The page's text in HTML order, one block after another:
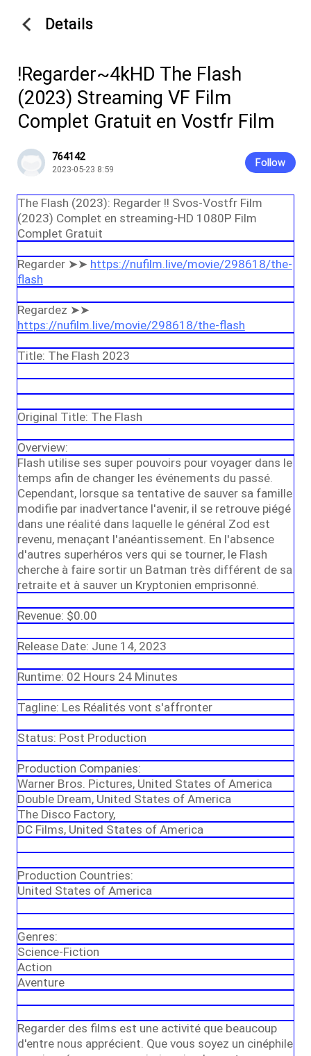
Details
!Regarder~4kHD The Flash
(2023) Streaming VF Film
Complet Gratuit en Vostfr Film
764142
2023-05-23 8:59
Follow
The Flash (2023): Regarder !! Svos-Vostfr Film
(2023) Complet en streaming-HD 1080P Film
Complet Gratuit
Regarder ➤➤ https://nufilm.live/movie/298618/the-
flash
Regardez ➤➤
https://nufilm.live/movie/298618/the-flash
Title: The Flash 2023
Original Title: The Flash
Overview:
Flash utilise ses super pouvoirs pour voyager dans le
temps afin de changer les événements du passé.
Cependant, lorsque sa tentative de sauver sa famille
modifie par inadvertance l'avenir, il se retrouve piégé
dans une réalité dans laquelle le général Zod est
revenu, menaçant l'anéantissement. En l'absence
d'autres superhéros vers qui se tourner, le Flash
cherche à faire sortir un Batman très différent de sa
retraite et à sauver un Kryptonien emprisonné.
Revenue: $0.00
Release Date: June 14, 2023
Runtime: 02 Hours 24 Minutes
Tagline: Les Réalités vont s'affronter
Status: Post Production
Production Companies:
Warner Bros. Pictures, United States of America
Double Dream, United States of America
The Disco Factory,
DC Films, United States of America
Production Countries:
United States of America
Genres:
Science-Fiction
Action
Aventure
Regarder des films est une activité que beaucoup
d'entre nous apprécient. Que vous soyez un cinéphile